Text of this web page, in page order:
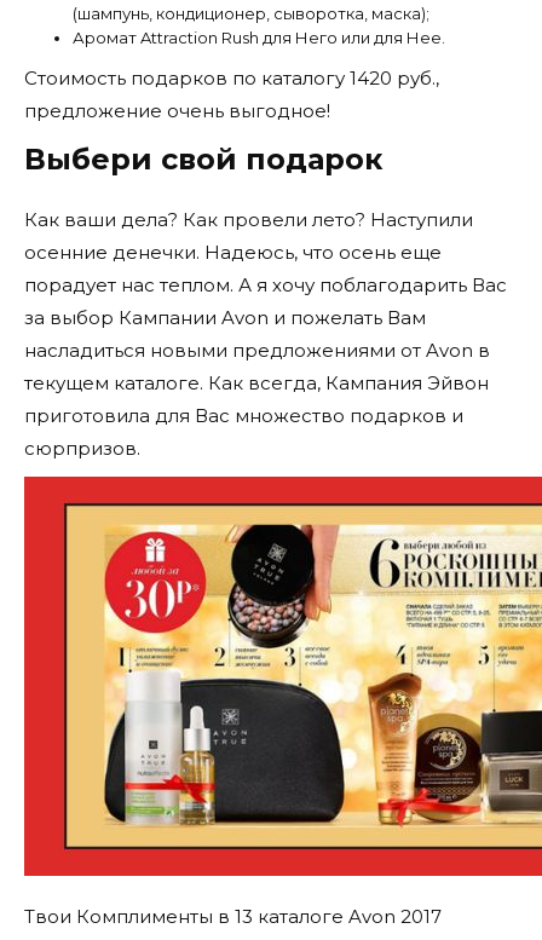
(шампунь, кондиционер, сыворотка, маска);
Аромат Attraction Rush для Него или для Нее.
Стоимость подарков по каталогу 1420 руб.,
предложение очень выгодное!
Выбери свой подарок
Как ваши дела? Как провели лето? Наступили
осенние денечки. Надеюсь, что осень еще
порадует нас теплом. А я хочу поблагодарить Вас
за выбор Кампании Avon и пожелать Вам
насладиться новыми предложениями от Avon в
текущем каталоге. Как всегда, Кампания Эйвон
приготовила для Вас множество подарков и
сюрпризов.
Твои Комплименты в 13 каталоге Avon 2017